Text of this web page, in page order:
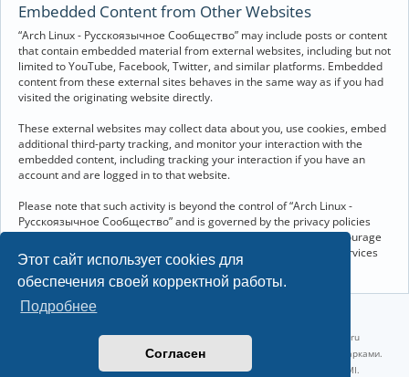
Этот сайт использует cookies для
обеспечения своей корректной работы.
Подробнее
Согласен
Embedded Content from Other Websites
“Arch Linux - Русскоязычное Сообщество” may include posts or content
that contain embedded material from external websites, including but not
limited to YouTube, Facebook, Twitter, and similar platforms. Embedded
content from these external sites behaves in the same way as if you had
visited the originating website directly.
These external websites may collect data about you, use cookies, embed
additional third-party tracking, and monitor your interaction with the
embedded content, including tracking your interaction if you have an
account and are logged in to that website.
Please note that such activity is beyond the control of “Arch Linux -
Русскоязычное Сообщество” and is governed by the privacy policies
and terms of service of the respective external websites. We encourage
you to review the privacy and cookie policies of any third-party services
you interact with through embedded content.
Linux 6.18.40-1-lts x86_64 GNU/Linux 2026-07-26 08:48:12 |
vps reg.ru
Название и логотип Arch Linux ™ являются признанными торговыми марками.
Linux ® — зарегистрированная торговая марка Linus Torvalds и LMI.